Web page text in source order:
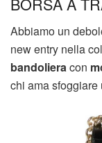
Abbiamo un
new entry nella
bandolieracon
chi ama